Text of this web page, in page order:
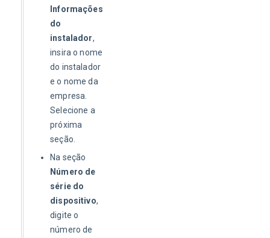
Informações
do
instalador,
insira o nome
do instalador
e o nome da
empresa.
Selecione a
próxima
seção.
Na seção
Número de
série do
dispositivo,
digite o
número de